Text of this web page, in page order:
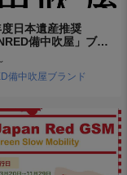
日本遺産推奨
備中吹屋」ブ…
備中吹屋ブランド